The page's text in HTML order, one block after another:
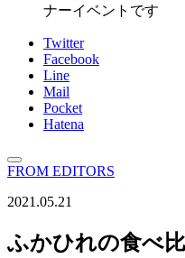
ナーイベントです
Twitter
Facebook
Line
Mail
Pocket
Hatena
FROM EDITORS
2021.05.21
ふかひれの食べ